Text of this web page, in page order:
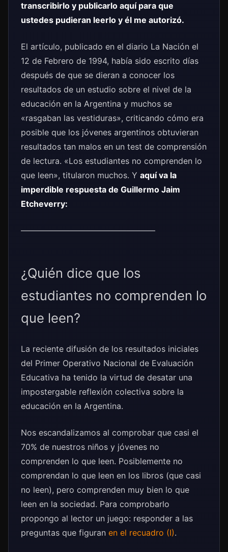
transcribirlo y publicarlo aquí para que
ustedes pudieran leerlo y él me autorizó.
El artículo, publicado en el diario La Nación el
12 de Febrero de 1994, había sido escrito días
después de que se dieran a conocer los
resultados de un estudio sobre el nivel de la
educación en la Argentina y muchos se
«rasgaban las vestiduras», criticando cómo era
posible que los jóvenes argentinos obtuvieran
resultados tan malos en un test de comprensión
de lectura. «Los estudiantes no comprenden lo
que leen», titularon muchos. Y aquí va la
imperdible respuesta de Guillermo Jaim
Etcheverry:
————————————————–
¿Quién dice que los
estudiantes no comprenden lo
que leen?
La reciente difusión de los resultados iniciales
del Primer Operativo Nacional de Evaluación
Educativa ha tenido la virtud de desatar una
impostergable reflexión colectiva sobre la
educación en la Argentina.
Nos escandalizamos al comprobar que casi el
70% de nuestros niños y jóvenes no
comprenden lo que leen. Posiblemente no
comprendan lo que leen en los libros (que casi
no leen), pero comprenden muy bien lo que
leen en la sociedad. Para comprobarlo
propongo al lector un juego: responder a las
preguntas que figuran en el recuadro (I).